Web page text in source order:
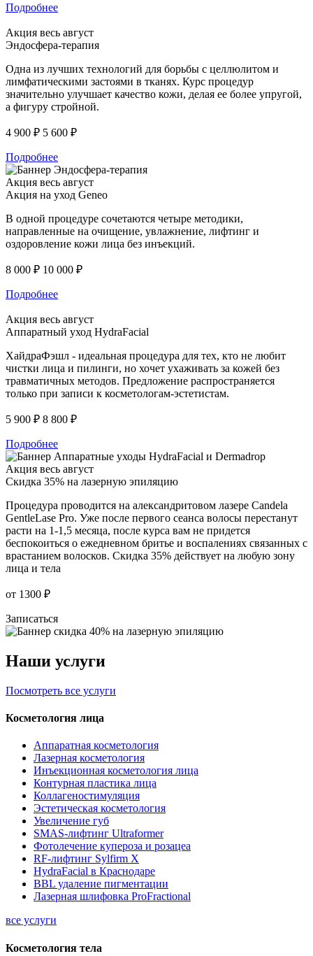
Подробнее
Акция весь август
Эндосфера-терапия
Одна из лучших технологий для борьбы с целлюлитом и
лимфатическими застоями в тканях. Курс процедур
значительно улучшает качество кожи, делая ее более упругой,
а фигуру стройной.
4 900 ₽ 5 600 ₽
Подробнее
Акция весь август
Акция на уход Geneo
В одной процедуре сочетаются четыре методики,
направленные на очищение, увлажнение, лифтинг и
оздоровление кожи лица без инъекций.
8 000 ₽ 10 000 ₽
Подробнее
Акция весь август
Аппаратный уход HydraFacial
ХайдраФэшл - идеальная процедура для тех, кто не любит
чистки лица и пилинги, но хочет ухаживать за кожей без
травматичных методов. Предложение распространяется
только при записи к косметологам-эстетистам.
5 900 ₽ 8 800 ₽
Подробнее
Акция весь август
Скидка 35% на лазерную эпиляцию
Процедура проводится на александритовом лазере Candela
GentleLase Pro. Уже после первого сеанса волосы перестанут
расти на 1-1,5 месяца, после курса вам не придется
беспокоиться о ежедневном бритье и воспалениях связанных с
врастанием волосков. Скидка 35% действует на любую зону
лица и тела
от 1300 ₽
Записаться
Наши услуги
Посмотреть все услуги
Косметология лица
Аппаратная косметология
Лазерная косметология
Инъекционная косметология лица
Контурная пластика лица
Коллагеностимуляция
Эстетическая косметология
Увеличение губ
SMAS-лифтинг Ultraformer
Фотолечение купероза и розацеа
RF-лифтинг Sylfirm X
HydraFacial в Краснодаре
BBL удаление пигментации
Лазерная шлифовка ProFractional
все услуги
Косметология тела